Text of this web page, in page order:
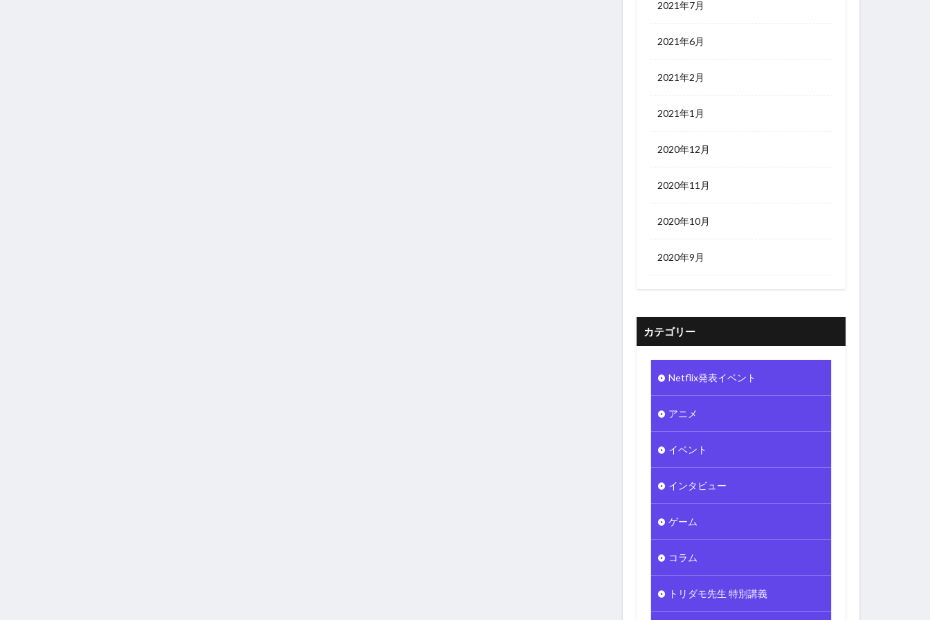
2021年7月
2021年6月
2021年2月
2021年1月
2020年12月
2020年11月
2020年10月
2020年9月
カテゴリー
Netflix発表イベント
アニメ
イベント
インタビュー
ゲーム
コラム
トリダモ先生 特別講義